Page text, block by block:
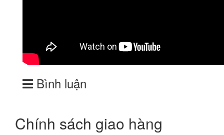
Bình luận
Chính sách giao hàng